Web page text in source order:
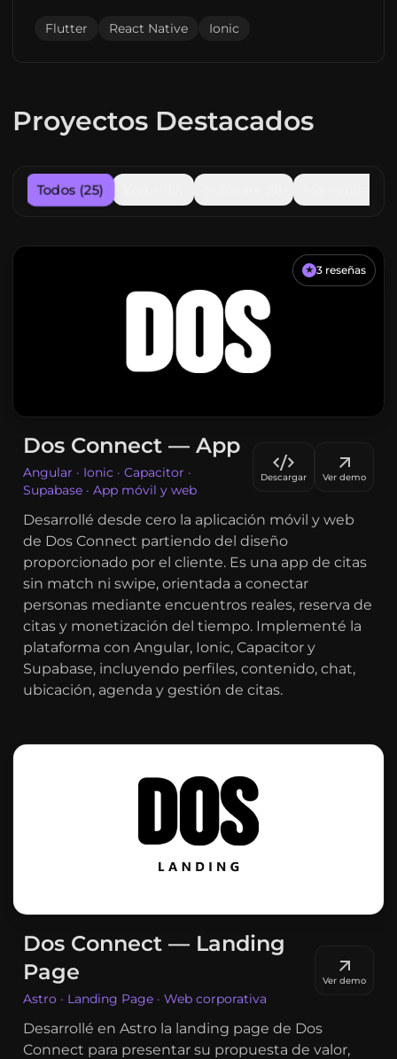
Flutter React Native Ionic
Proyectos Destacados
Todos(25)
★ 3 reseñas
Dos Connect — App
Angular · Ionic · Capacitor ·
Supabase · App móvil y web
Descargar Ver demo
Desarrollé desde cero la aplicación móvil y web
de Dos Connect partiendo del diseño
proporcionado por el cliente. Es una app de citas
sin match ni swipe, orientada a conectar
personas mediante encuentros reales, reserva de
citas y monetización del tiempo. Implementé la
plataforma con Angular, Ionic, Capacitor y
Supabase, incluyendo perfiles, contenido, chat,
ubicación, agenda y gestión de citas.
Dos Connect — Landing
Page
Astro · Landing Page · Web corporativa
Ver demo
Desarrollé en Astro la landing page de Dos
Connect para presentar su propuesta de valor,